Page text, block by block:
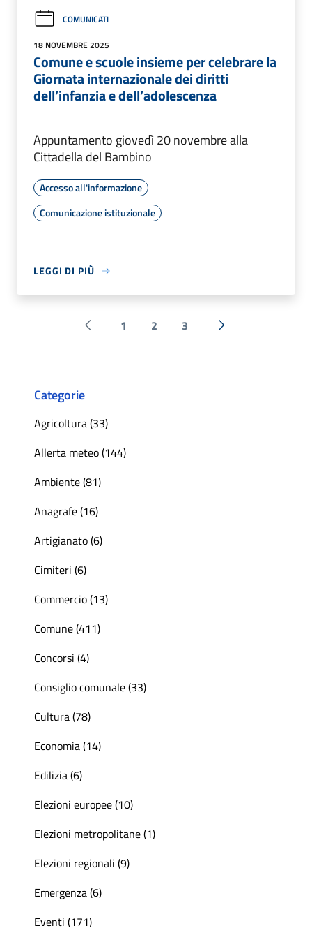
COMUNICATI
18 NOVEMBRE 2025
Comune e scuole insieme per celebrare la
Giornata internazionale dei diritti
dell’infanzia e dell’adolescenza
Appuntamento giovedì 20 novembre alla
Cittadella del Bambino
Accesso all'informazione
Comunicazione istituzionale
LEGGI DI PIÙ
Pagina precedente
1 2 3 Successiva »
Categorie
Agricoltura (33)
Allerta meteo (144)
Ambiente (81)
Anagrafe (16)
Artigianato (6)
Cimiteri (6)
Commercio (13)
Comune (411)
Concorsi (4)
Consiglio comunale (33)
Cultura (78)
Economia (14)
Edilizia (6)
Elezioni europee (10)
Elezioni metropolitane (1)
Elezioni regionali (9)
Emergenza (6)
Eventi (171)